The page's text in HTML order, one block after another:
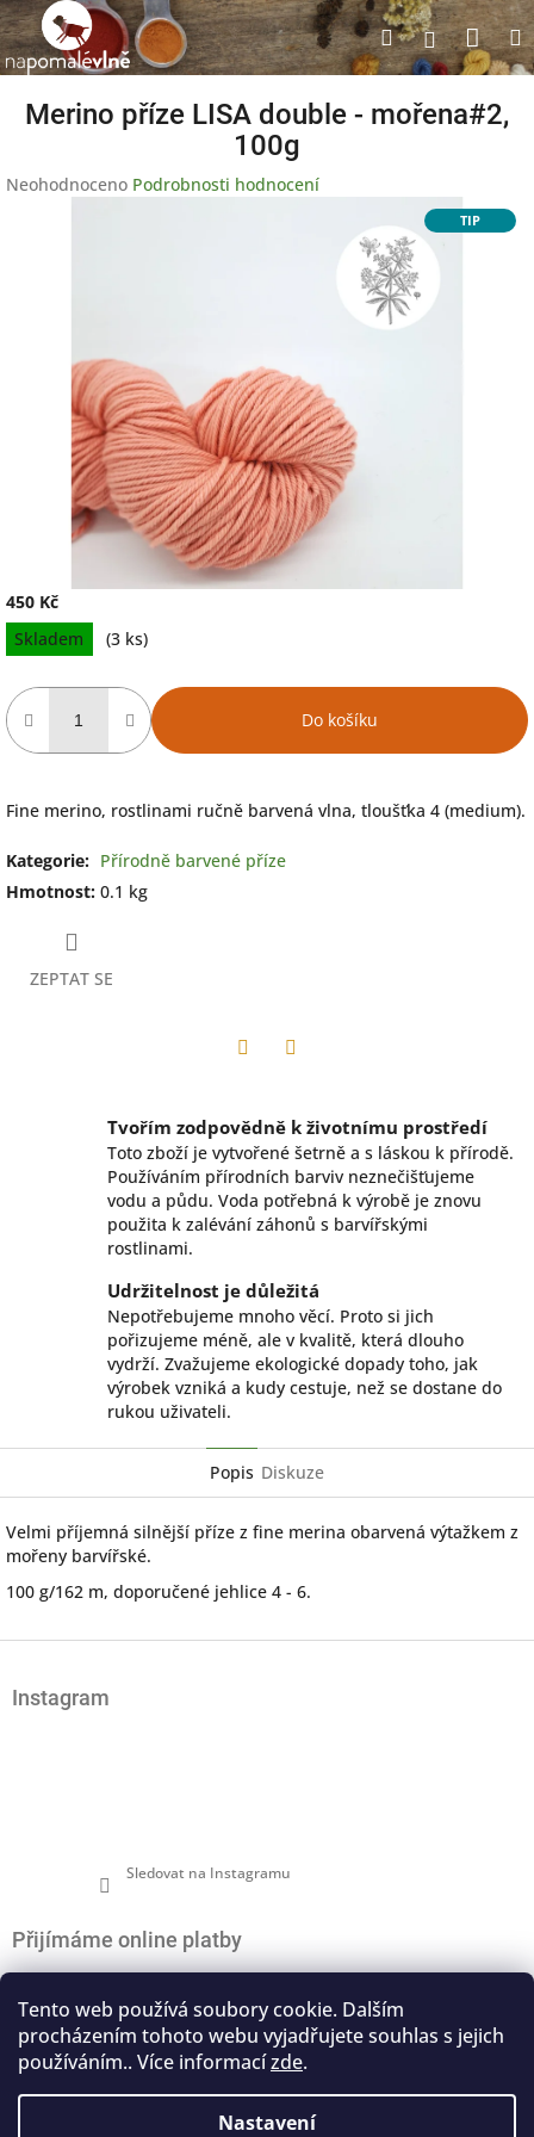
Tento web používá soubory cookie. Dalším
procházením tohoto webu vyjadřujete souhlas s jejich
používáním.. Více informacízde.
Nastavení
Přejít
na
obsah
Hledat
Merino příze LISA double - mořena#2,
100g
Průměrné
Neohodnoceno Podrobnosti hodnocení
TIP
450 Kč
Měrná
cena:
Skladem (3 ks)
Do košíku
Fine merino, rostlinami ručně barvená vlna, tloušťka 4 (medium).
Kategorie: Přírodně barvené příze
Hmotnost: 0.1 kg
ZEPTAT SE
Tvořím zodpovědně k životnímu prostředí
Toto zboží je vytvořené šetrně a s láskou k přírodě.
Používáním přírodních barviv neznečišťujeme
vodu a půdu. Voda potřebná k výrobě je znovu
použita k zalévání záhonů s barvířskými
rostlinami.
Udržitelnost je důležitá
Nepotřebujeme mnoho věcí. Proto si jich
pořizujeme méně, ale v kvalitě, která dlouho
vydrží. Zvažujeme ekologické dopady toho, jak
výrobek vzniká a kudy cestuje, než se dostane do
rukou uživateli.
Popis Diskuze
Velmi příjemná silnější příze z fine merina obarvená výtažkem z
mořeny barvířské.
100 g/162 m, doporučené jehlice 4 - 6.
Instagram
Sledovat na Instagramu
Přijímáme online platby
Nákupní košík
0ks /0 Kč